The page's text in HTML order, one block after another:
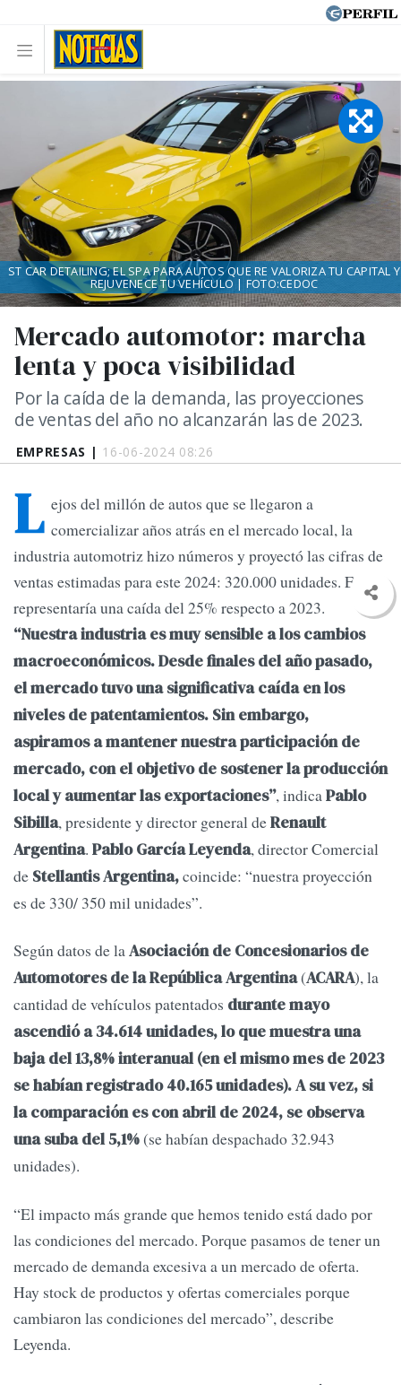
EMPRESAS | 16-06-2024 08:26
Mercado automotor: marcha
lenta y poca visibilidad
Por la caída de la demanda, las proyecciones
de ventas del año no alcanzarán las de 2023.
ST CAR DETAILING; EL SPA PARA AUTOS QUE RE VALORIZA TU CAPITAL Y
REJUVENECE TU VEHÍCULO | FOTO:CEDOC
L ejos del millón de autos que se llegaron a
comercializar años atrás en el mercado local, la
industria automotriz hizo números y proyectó las cifras de
ventas estimadas para este 2024: 320.000 unidades. Esto
representaría una caída del 25% respecto a 2023.
“Nuestra industria es muy sensible a los cambios
macroeconómicos. Desde finales del año pasado,
el mercado tuvo una significativa caída en los
niveles de patentamientos. Sin embargo,
aspiramos a mantener nuestra participación de
mercado, con el objetivo de sostener la producción
local y aumentar las exportaciones”, indicaPablo
Sibilla, presidente y director general deRenault
Argentina. Pablo García Leyenda, director Comercial
de Stellantis Argentina,coincide: “nuestra proyección
es de 330/ 350 mil unidades”.
Según datos de laAsociación de Concesionarios de
Automotores de la República Argentina(ACARA), la
cantidad de vehículos patentados durante mayo
ascendió a 34.614 unidades, lo que muestra una
baja del 13,8% interanual (en el mismo mes de 2023
se habían registrado 40.165 unidades). A su vez, si
la comparación es con abril de 2024, se observa
una suba del 5,1%(se habían despachado 32.943
unidades).
“El impacto más grande que hemos tenido está dado por
las condiciones del mercado. Porque pasamos de tener un
mercado de demanda excesiva a un mercado de oferta.
Hay stock de productos y ofertas comerciales porque
cambiaron las condiciones del mercado”, describe
Leyenda.